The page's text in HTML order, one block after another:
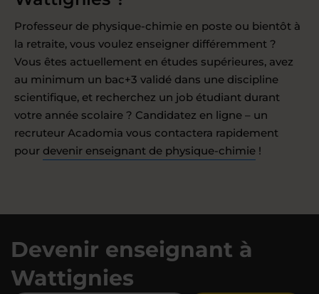
Professeur de physique-chimie en poste ou bientôt à
la retraite, vous voulez enseigner différemment ?
Vous êtes actuellement en études supérieures, avez
au minimum un bac+3 validé dans une discipline
scientifique, et recherchez un job étudiant durant
votre année scolaire ? Candidatez en ligne – un
recruteur Acadomia vous contactera rapidement
pour devenir enseignant de physique-chimie !
Devenir enseignant à
Wattignies